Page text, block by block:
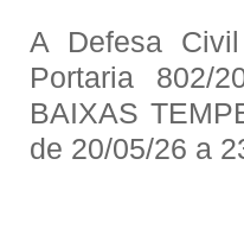
A Defesa
Portaria 802/
BAIXAS
de 20/05/26 a